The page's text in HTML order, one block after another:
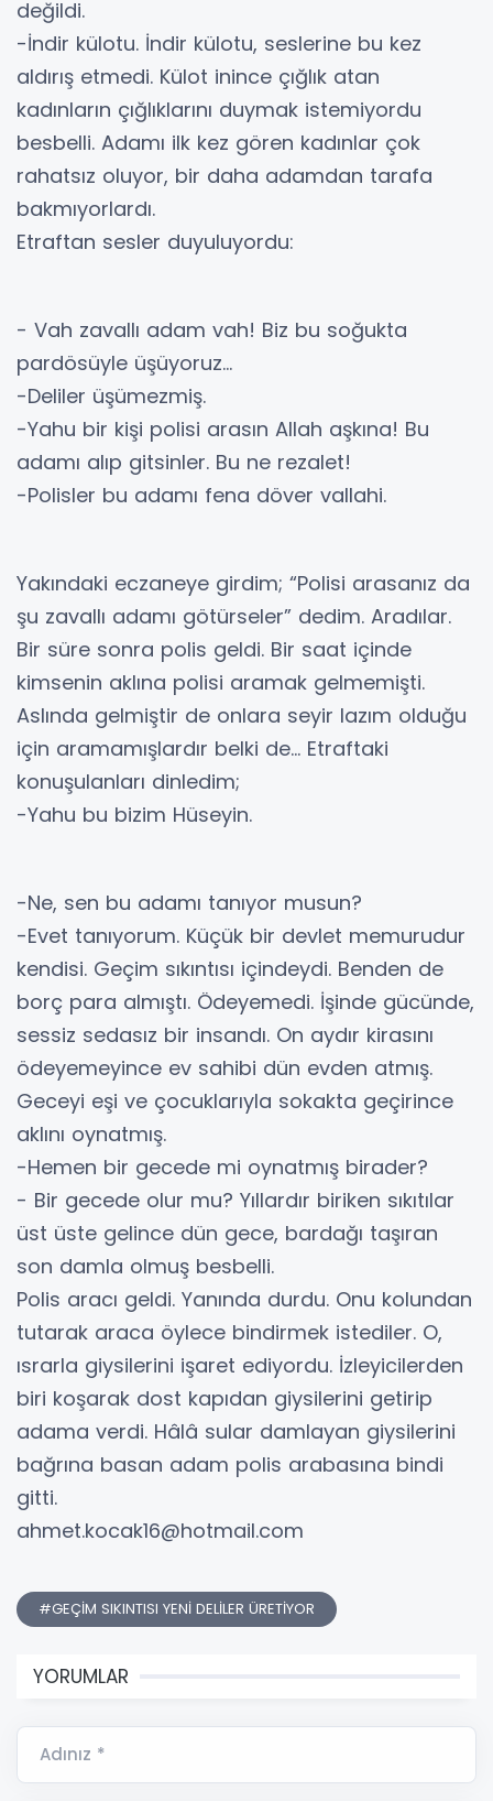
değildi.
-İndir külotu. İndir külotu, seslerine bu kez
aldırış etmedi. Külot inince çığlık atan
kadınların çığlıklarını duymak istemiyordu
besbelli. Adamı ilk kez gören kadınlar çok
rahatsız oluyor, bir daha adamdan tarafa
bakmıyorlardı.
Etraftan sesler duyuluyordu:
- Vah zavallı adam vah! Biz bu soğukta
pardösüyle üşüyoruz...
-Deliler üşümezmiş.
-Yahu bir kişi polisi arasın Allah aşkına! Bu
adamı alıp gitsinler. Bu ne rezalet!
-Polisler bu adamı fena döver vallahi.
Yakındaki eczaneye girdim; “Polisi arasanız da
şu zavallı adamı götürseler” dedim. Aradılar.
Bir süre sonra polis geldi. Bir saat içinde
kimsenin aklına polisi aramak gelmemişti.
Aslında gelmiştir de onlara seyir lazım olduğu
için aramamışlardır belki de… Etraftaki
konuşulanları dinledim;
-Yahu bu bizim Hüseyin.
-Ne, sen bu adamı tanıyor musun?
-Evet tanıyorum. Küçük bir devlet memurudur
kendisi. Geçim sıkıntısı içindeydi. Benden de
borç para almıştı. Ödeyemedi. İşinde gücünde,
sessiz sedasız bir insandı. On aydır kirasını
ödeyemeyince ev sahibi dün evden atmış.
Geceyi eşi ve çocuklarıyla sokakta geçirince
aklını oynatmış.
-Hemen bir gecede mi oynatmış birader?
- Bir gecede olur mu? Yıllardır biriken sıkıtılar
üst üste gelince dün gece, bardağı taşıran
son damla olmuş besbelli.
Polis aracı geldi. Yanında durdu. Onu kolundan
tutarak araca öylece bindirmek istediler. O,
ısrarla giysilerini işaret ediyordu. İzleyicilerden
biri koşarak dost kapıdan giysilerini getirip
adama verdi. Hâlâ sular damlayan giysilerini
bağrına basan adam polis arabasına bindi
gitti.
ahmet.kocak16@hotmail.com
#GEÇİM SIKINTISI YENİ DELİLER ÜRETİYOR
YORUMLAR
Adınız *